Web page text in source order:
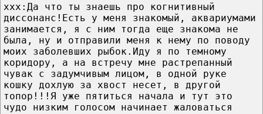
ххх:Да что ты знаешь про когнитивный
диссонанс!Есть у меня знакомый, аквариумами
занимается, я с ним тогда еще знакома не
была, ну и отправили меня к нему по поводу
моих заболевших рыбок.Иду я по темному
коридору, а на встречу мне растрепанный
чувак с задумчивым лицом, в одной руке
кошку дохлую за хвост несет, в другой
топор!!!Я уже пятиться начала и тут это
чудо низким голосом начинает жаловаться